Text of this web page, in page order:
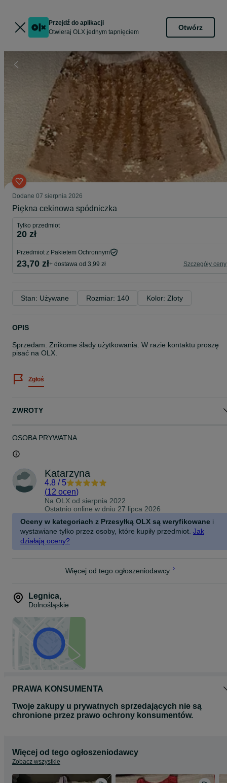
Przejdź do aplikacji
Otwieraj OLX jednym tapnięciem
Otwórz
Dodane 07 sierpnia 2026
Piękna cekinowa spódniczka
Tylko przedmiot
20 zł
Przedmiot z Pakietem Ochronnym
23,70 zł+ dostawa od 3,99 zł Szczegóły ceny
Stan: Używane Rozmiar: 140 Kolor: Złoty
OPIS
Sprzedam. Znikome ślady użytkowania. W razie kontaktu proszę
pisać na OLX.
Zgłoś
ZWROTY
OSOBA PRYWATNA
Katarzyna
4.8 / 5
(12 ocen)
Na OLX od sierpnia 2022
Ostatnio online w dniu 27 lipca 2026
Oceny w kategoriach z Przesyłką OLX są weryfikowane i
wystawiane tylko przez osoby, które kupiły przedmiot. Jak
działają oceny?
Więcej od tego ogłoszeniodawcy
Legnica,
Dolnośląskie
PRAWA KONSUMENTA
Twoje zakupy u prywatnych sprzedających nie są
chronione przez prawo ochrony konsumentów.
Więcej od tego ogłoszeniodawcy
Zobacz wszystkie